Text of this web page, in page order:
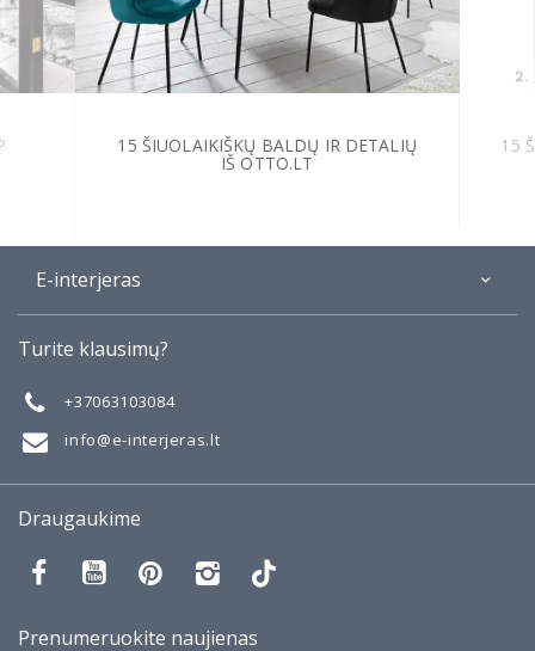
15 ŠIUOLAIKIŠKŲ BALDŲ IR DETALIŲ
IŠ OTTO.LT
15
E-interjeras
Mano darbai
Taisyklės
Turite klausimų?
+37063103084
info@e-interjeras.lt
Draugaukime
Prenumeruokite naujienas